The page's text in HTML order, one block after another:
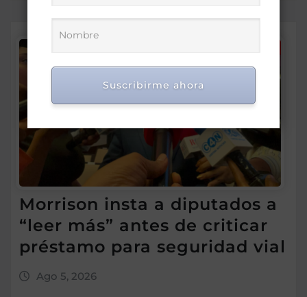
Morrison insta a diputados a
“leer más” antes de criticar
préstamo para seguridad vial
Ago 5, 2026
Suscribirme ahora